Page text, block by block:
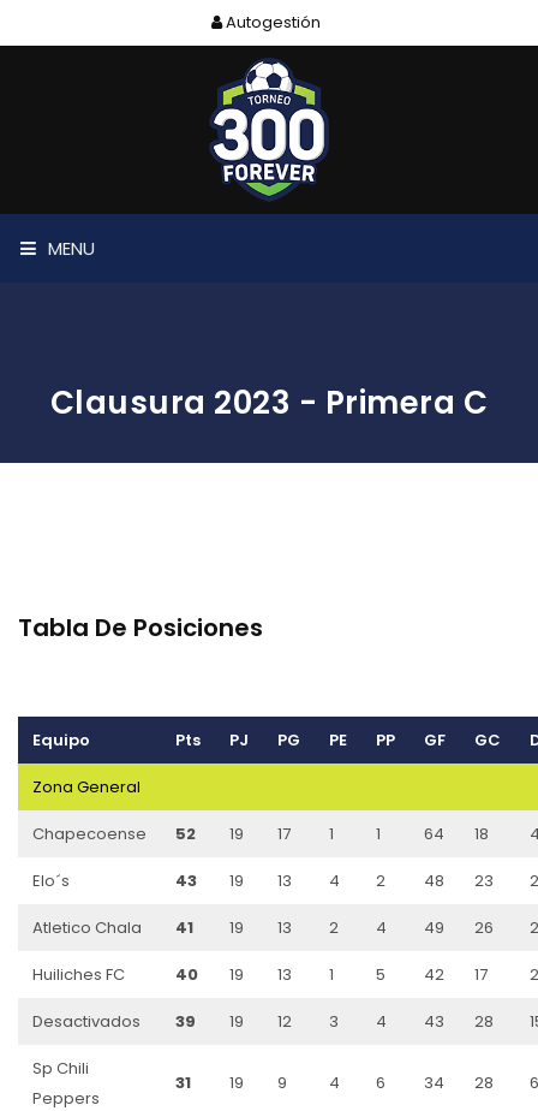
Autogestión
MENU
Clausura 2023 - Primera C
Tabla De Posiciones
Equipo Pts PJ PG PE PP GF GC
Zona General
Chapecoense 52 19 17 1 1 64 18
Elo´s 43 19 13 4 2 48 23
Atletico Chala 41 19 13 2 4 49 26
Huiliches FC 40 19 13 1 5 42 17
Desactivados 39 19 12 3 4 43 28
Sp Chili
Peppers
31 19 9 4 6 34 28 6